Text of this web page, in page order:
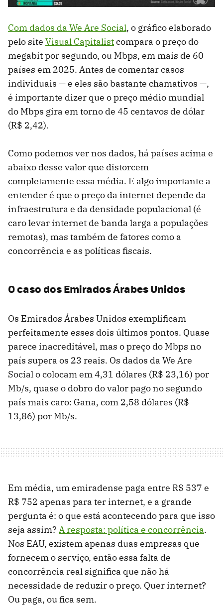
Com dados da We Are Social, o gráfico elaborado
pelo site Visual Capitalistcompara o preço do
megabit por segundo, ou Mbps, em mais de 60
países em 2025. Antes de comentar casos
individuais — e eles são bastante chamativos —,
é importante dizer que o preço médio mundial
do Mbps gira em torno de 45 centavos de dólar
(R$ 2,42).
Como podemos ver nos dados, há países acima e
abaixo desse valor que distorcem
completamente essa média. E algo importante a
entender é que o preço da internet depende da
infraestrutura e da densidade populacional (é
caro levar internet de banda larga a populações
remotas), mas também de fatores como a
concorrência e as políticas fiscais.
O caso dos Emirados Árabes Unidos
Os Emirados Árabes Unidos exemplificam
perfeitamente esses dois últimos pontos. Quase
parece inacreditável, mas o preço do Mbps no
país supera os 23 reais. Os dados da We Are
Social o colocam em 4,31 dólares (R$ 23,16) por
Mb/s, quase o dobro do valor pago no segundo
país mais caro: Gana, com 2,58 dólares (R$
13,86) por Mb/s.
Em média, um emiradense paga entre R$ 537 e
R$ 752 apenas para ter internet, e a grande
pergunta é: o que está acontecendo para que isso
seja assim? A resposta: política e concorrência.
Nos EAU, existem apenas duas empresas que
fornecem o serviço, então essa falta de
concorrência real significa que não há
necessidade de reduzir o preço. Quer internet?
Ou paga, ou fica sem.